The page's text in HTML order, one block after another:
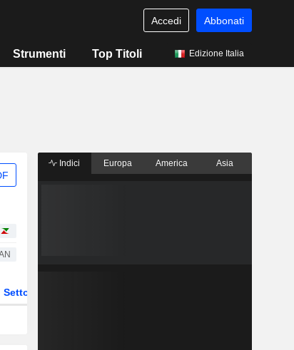
Accedi Abbonati
Strumenti Top Titoli Edizione Italia
Settore
Indici Europa America Asia